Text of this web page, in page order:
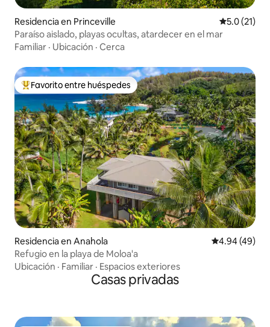
Residencia en Princeville Calificación
5.0 (21)
Paraíso aislado, playas ocultas, atardecer en el mar
Familiar · Ubicación · Cerca
De los mejores en Favorito entre huéspedes
Favorito entre huéspedes
Residencia en Anahola Calificación
4.94 (49)
Refugio en la playa de Moloa'a
Ubicación · Familiar · Espacios exteriores
Casas privadas